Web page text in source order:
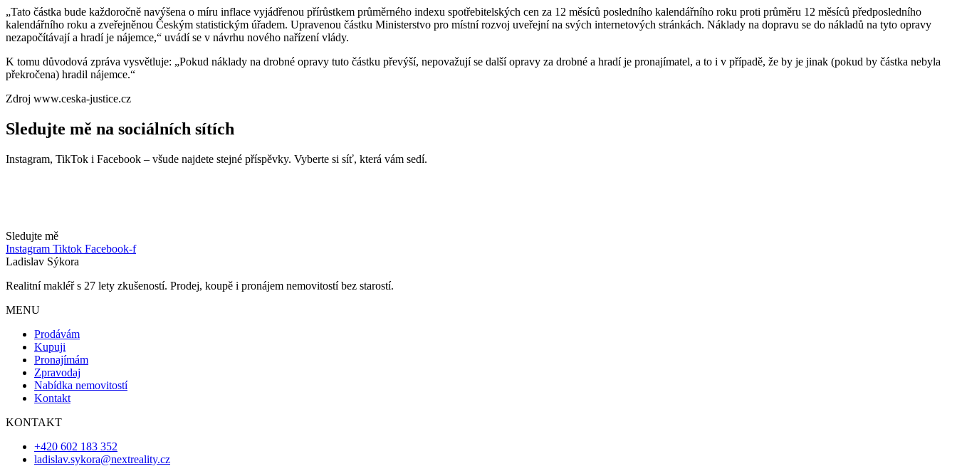
„Tato částka bude každoročně navýšena o míru inflace vyjádřenou přírůstkem průměrného indexu spotřebitelských cen za 12 měsíců posledního kalendářního roku proti průměru 12 měsíců předposledního
kalendářního roku a zveřejněnou Českým statistickým úřadem. Upravenou částku Ministerstvo pro místní rozvoj uveřejní na svých internetových stránkách. Náklady na dopravu se do nákladů na tyto opravy
nezapočítávají a hradí je nájemce,“ uvádí se v návrhu nového nařízení vlády.
K tomu důvodová zpráva vysvětluje: „Pokud náklady na drobné opravy tuto částku převýší, nepovažují se další opravy za drobné a hradí je pronajímatel, a to i v případě, že by je jinak (pokud by částka nebyla
překročena) hradil nájemce.“
Zdroj www.ceska-justice.cz
Sledujte mě na sociálních sítích
Instagram, TikTok i Facebook – všude najdete stejné příspěvky. Vyberte si síť, která vám sedí.
Sledujte mě
Instagram Tiktok Facebook-f
Ladislav Sýkora
Realitní makléř s 27 lety zkušeností. Prodej, koupě i pronájem nemovitostí bez starostí.
MENU
Prodávám
Kupuji
Pronajímám
Zpravodaj
Nabídka nemovitostí
Kontakt
KONTAKT
+420 602 183 352
ladislav.sykora@nextreality.cz